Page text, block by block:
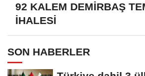
92 KALEM DEMİRBAŞ
İHALESİ
SON HABERLER